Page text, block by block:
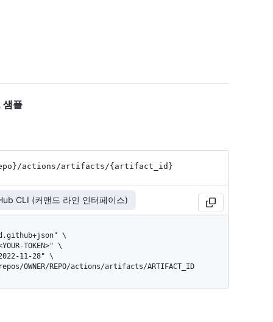
샘플
/actions /artifacts /{artifact_ id}
CLI (커맨드 라인 인터페이스)
OWNER/REPO/actions/artifacts/ARTIFACT_ID